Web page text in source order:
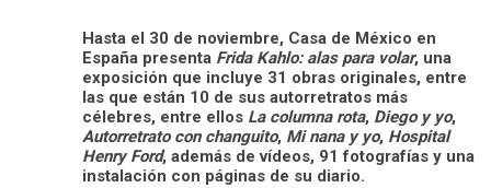
Hasta el 30 de noviembre, Casa de México en
España presenta Frida Kahlo: alas para volar, una
exposición que incluye 31 obras originales, entre
las que están 10 de sus autorretratos más
célebres, entre ellos La columna rota, Diego y yo,
Autorretrato con changuito, Mi nana y yo, Hospital
Henry Ford, además de vídeos, 91 fotografías y una
instalación con páginas de su diario.